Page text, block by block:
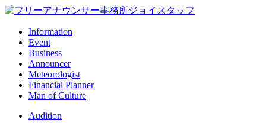
Information
Event
Business
Announcer
Meteorologist
Financial Planner
Man of Culture
Audition